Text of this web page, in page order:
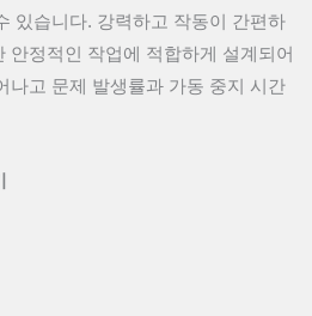
있습니다. 강력하고 작동이 간편하
안정적인 작업에 적합하게 설계되어
나고 문제 발생률과 가동 중지 시간